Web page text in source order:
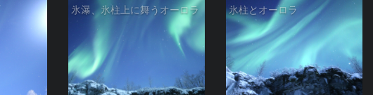
氷瀑、氷柱上に舞うオーロラ 氷柱とオーロラ